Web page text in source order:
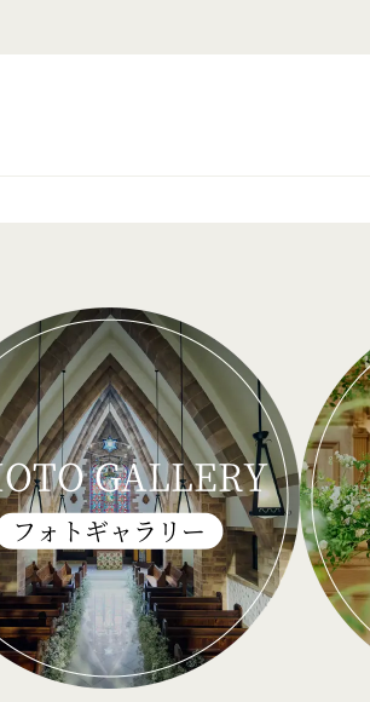
GALLERY
フォトギャラリー